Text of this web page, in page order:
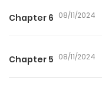
Chapter 6 08/11/2024
Chapter 5 08/11/2024